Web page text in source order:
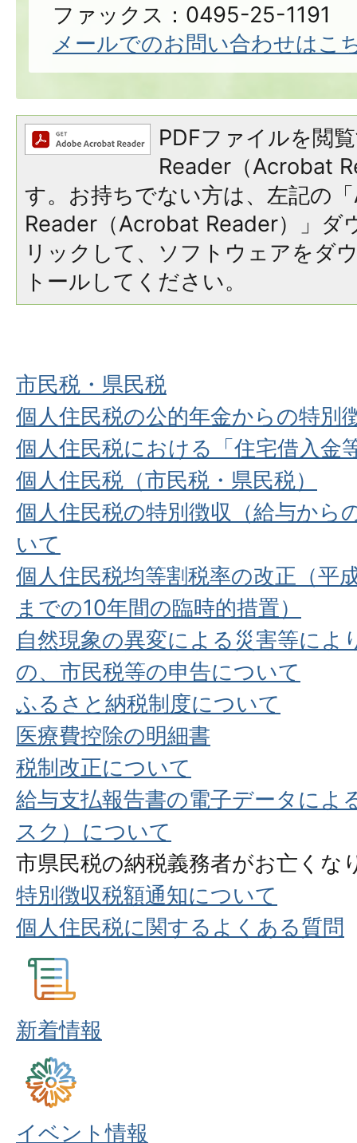
ファックス：0495-25-1191
メールでのお問い合わせはこ
PDFファイルを閲
Reader（Acrobat
す。お持ちでない方は、左記の
Reader（Acrobat Reader）」ダ
リックして、ソフトウェアをダ
トールしてください。
市民税・県民税
個人住民税の公的年金からの特別
個人住民税における「住宅借入金
個人住民税（市民税・県民税）
個人住民税の特別徴収（給与から
いて
個人住民税均等割税率の改正（平
までの10年間の臨時的措置）
自然現象の異変による災害等によ
の、市民税等の申告について
ふるさと納税制度について
医療費控除の明細書
税制改正について
給与支払報告書の電子データによ
スク）について
市県民税の納税義務者がお亡くな
特別徴収税額通知について
個人住民税に関するよくある質問
新着情報
イベント情報